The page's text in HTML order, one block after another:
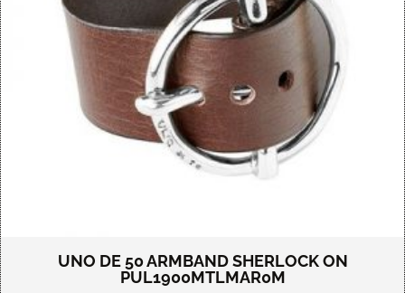
UNO DE 50 ARMBAND SHERLOCK ON
PUL1900MTLMAR0M